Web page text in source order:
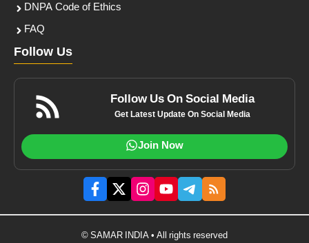
DNPA Code of Ethics
FAQ
Follow Us
Follow Us On Social Media
Get Latest Update On Social Media
Join Now
© SAMAR INDIA • All rights reserved